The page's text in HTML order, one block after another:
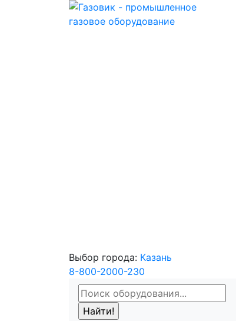
Выбор города: Казань
8-800-2000-230